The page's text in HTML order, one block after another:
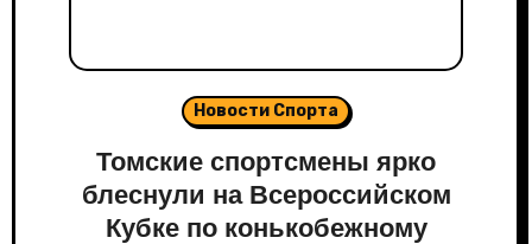
Новости Спорта
Томские спортсмены ярко
блеснули на Всероссийском
Кубке по конькобежному